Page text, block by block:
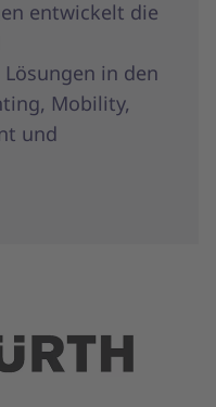
entwickelt die
in den
Mobility,
und